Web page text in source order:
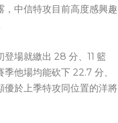
中信特攻目前高度感興趣
場就繳出 28 分、11 籃
他場均能砍下 22.7 分、
優於上季特攻同位置的洋將